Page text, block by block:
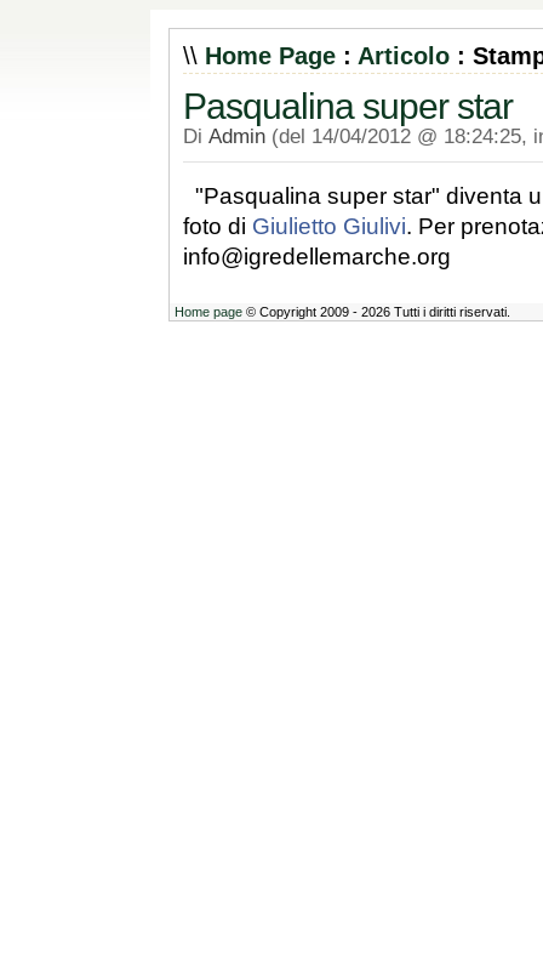
\\ Home Page : Articolo :
Pasqualina super star
Di Admin (del 14/04/2012 @ 18:24:25,
‎"Pasqualina super star" diventa
foto di Giulietto Giulivi. Per
info@igredellemarche.org
Home page © Copyright 2009 - 2026 Tutti i diritti riservati.